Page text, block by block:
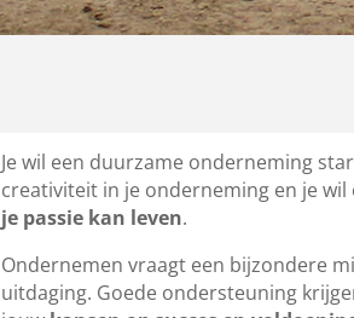
Je wil een duurzame onderneming
creativiteit in je onderneming en je
je passie kan leven.
Ondernemen vraagt een bijzondere
uitdaging. Goede ondersteuning